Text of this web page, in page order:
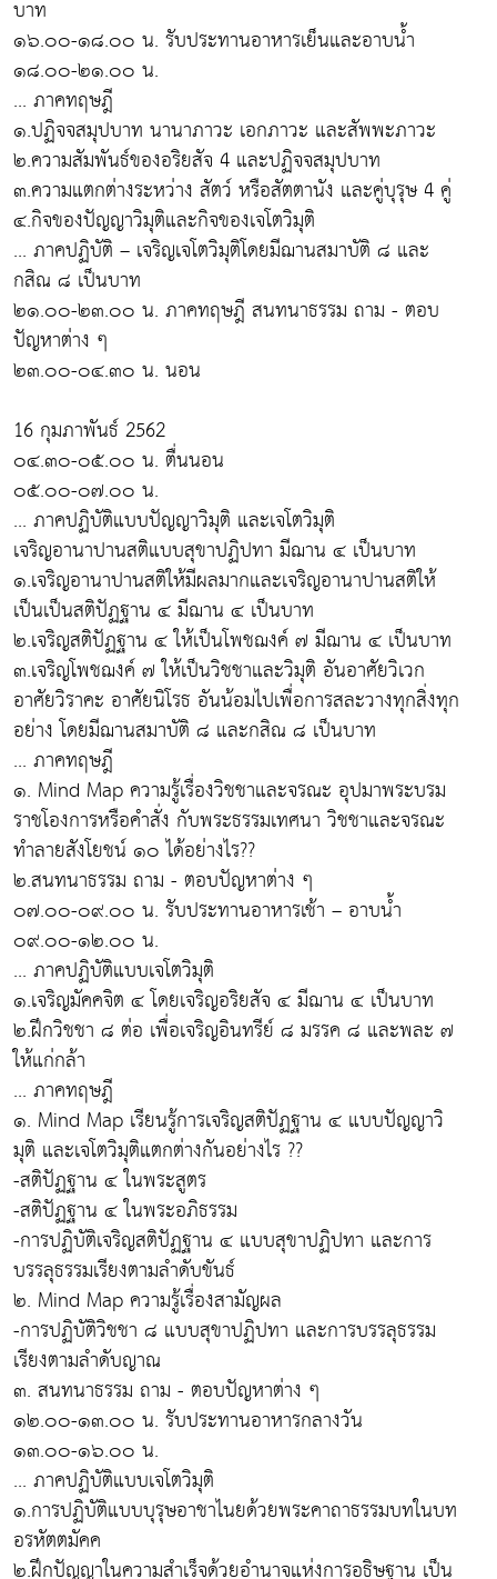
บาท
๑๖.๐๐-๑๘.๐๐ น. รับประทานอาหารเย็นและอาบน้ำ
๑๘.๐๐-๒๑.๐๐ น.
... ภาคทฤษฎี
๑.ปฏิจจสมุปบาท นานาภาวะ เอกภาวะ และสัพพะภาวะ
๒.ความสัมพันธ์ของอริยสัจ 4 และปฏิจจสมุปบาท
๓.ความแตกต่างระหว่าง สัตว์ หรือสัตตานัง และคู่บุรุษ 4 คู่
๔.กิจของปัญญาวิมุติและกิจของเจโตวิมุติ
... ภาคปฏิบัติ – เจริญเจโตวิมุติโดยมีฌานสมาบัติ ๘ และ
กสิณ ๘ เป็นบาท
๒๑.๐๐-๒๓.๐๐ น. ภาคทฤษฎี สนทนาธรรม ถาม - ตอบ
ปัญหาต่าง ๆ
๒๓.๐๐-๐๔.๓๐ น. นอน
16 กุมภาพันธ์ 2562
๐๔.๓๐-๐๕.๐๐ น. ตื่นนอน
๐๕.๐๐-๐๗.๐๐ น.
... ภาคปฏิบัติแบบปัญญาวิมุติ และเจโตวิมุติ
เจริญอานาปานสติแบบสุขาปฏิปทา มีฌาน ๔ เป็นบาท
๑.เจริญอานาปานสติให้มีผลมากและเจริญอานาปานสติให้
เป็นเป็นสติปัฏฐาน ๔ มีฌาน ๔ เป็นบาท
๒.เจริญสติปัฏฐาน ๔ ให้เป็นโพชฌงค์ ๗ มีฌาน ๔ เป็นบาท
๓.เจริญโพชฌงค์ ๗ ให้เป็นวิชชาและวิมุติ อันอาศัยวิเวก
อาศัยวิราคะ อาศัยนิโรธ อันน้อมไปเพื่อการสละวางทุกสิ่งทุก
อย่าง โดยมีฌานสมาบัติ ๘ และกสิณ ๘ เป็นบาท
... ภาคทฤษฎี
๑. Mind Map ความรู้เรื่องวิชชาและจรณะ อุปมาพระบรม
ราชโองการหรือคำสั่ง กับพระธรรมเทศนา วิชชาและจรณะ
ทำลายสังโยชน์ ๑๐ ได้อย่างไร??
๒.สนทนาธรรม ถาม - ตอบปัญหาต่าง ๆ
๐๗.๐๐-๐๙.๐๐ น. รับประทานอาหารเช้า – อาบน้ำ
๐๙.๐๐-๑๒.๐๐ น.
... ภาคปฏิบัติแบบเจโตวิมุติ
๑.เจริญมัคคจิต ๔ โดยเจริญอริยสัจ ๔ มีฌาน ๔ เป็นบาท
๒.ฝึกวิชชา ๘ ต่อ เพื่อเจริญอินทรีย์ ๘ มรรค ๘ และพละ ๗
ให้แก่กล้า
... ภาคทฤษฎี
๑. Mind Map เรียนรู้การเจริญสติปัฏฐาน ๔ แบบปัญญาวิ
มุติ และเจโตวิมุติแตกต่างกันอย่างไร ??
-สติปัฏฐาน ๔ ในพระสูตร
-สติปัฏฐาน ๔ ในพระอภิธรรม
-การปฏิบัติเจริญสติปัฏฐาน ๔ แบบสุขาปฏิปทา และการ
บรรลุธรรมเรียงตามลำดับขันธ์
๒. Mind Map ความรู้เรื่องสามัญผล
-การปฏิบัติวิชชา ๘ แบบสุขาปฏิปทา และการบรรลุธรรม
เรียงตามลำดับญาณ
๓. สนทนาธรรม ถาม - ตอบปัญหาต่าง ๆ
๑๒.๐๐-๑๓.๐๐ น. รับประทานอาหารกลางวัน
๑๓.๐๐-๑๖.๐๐ น.
... ภาคปฏิบัติแบบเจโตวิมุติ
๑.การปฏิบัติแบบบุรุษอาชาไนยด้วยพระคาถาธรรมบทในบท
อรหัตตมัคค
๒.ฝึกปัญญาในความสำเร็จด้วยอำนาจแห่งการอธิษฐาน เป็น